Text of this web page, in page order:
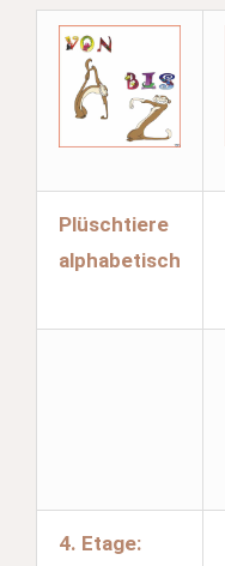
Plüschtiere
alphabetisch
4. Etage: